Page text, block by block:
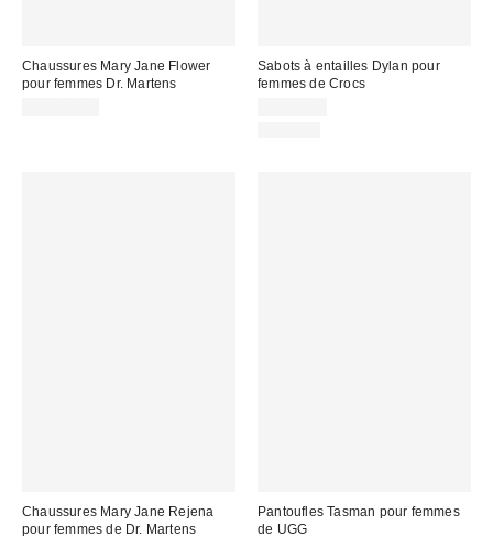
Chaussures Mary Jane Flower
pour femmes Dr. Martens
Sabots à entailles Dylan pour
femmes de Crocs
Chaussures Mary Jane Rejena
pour femmes de Dr. Martens
Pantoufles Tasman pour femmes
de UGG